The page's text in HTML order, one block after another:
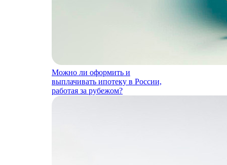
Можно ли оформить и
выплачивать ипотеку в России,
работая за рубежом?